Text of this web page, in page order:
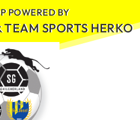
POWERED BY
TEAM SPORTS HERKO